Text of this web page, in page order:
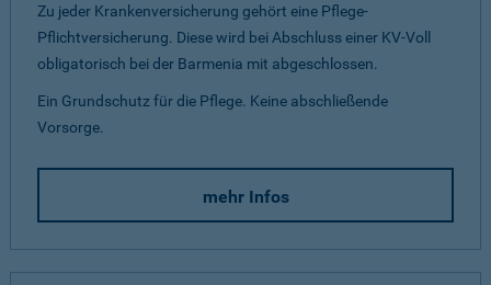
Zu jeder Krankenversicherung gehört eine Pflege-
Pflichtversicherung. Diese wird bei Abschluss einer KV-Voll
obligatorisch bei der Barmenia mit abgeschlossen.
Ein Grundschutz für die Pflege. Keine abschließende
Vorsorge.
mehr Infos